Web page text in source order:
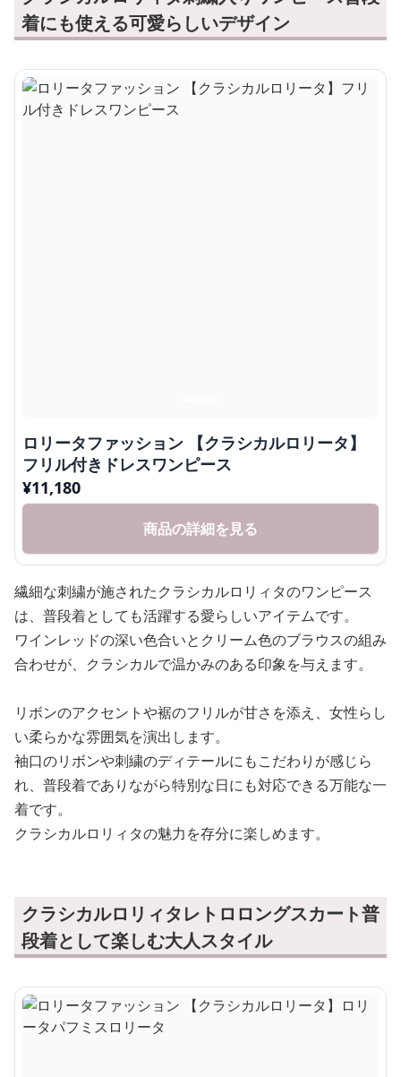
着にも使える可愛らしいデザイン
ロリータファッション 【クラシカルロリータ】
フリル付きドレスワンピース
¥11,180
商品の詳細を見る
繊細な刺繍が施されたクラシカルロリィタのワンピース
は、普段着としても活躍する愛らしいアイテムです。
ワインレッドの深い色合いとクリーム色のブラウスの組み
合わせが、クラシカルで温かみのある印象を与えます。
リボンのアクセントや裾のフリルが甘さを添え、女性らし
い柔らかな雰囲気を演出します。
袖口のリボンや刺繍のディテールにもこだわりが感じら
れ、普段着でありながら特別な日にも対応できる万能な一
着です。
クラシカルロリィタの魅力を存分に楽しめます。
クラシカルロリィタレトロロングスカート普
段着として楽しむ大人スタイル